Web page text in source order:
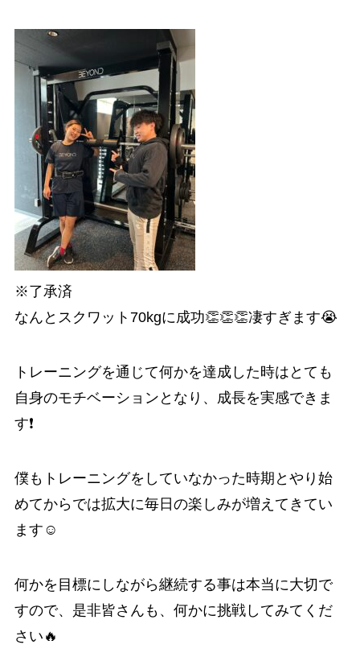
※了承済
なんとスクワット70kgに成功👏👏👏凄すぎます😭
トレーニングを通じて何かを達成した時はとても
自身のモチベーションとなり、成長を実感できま
す❗️
僕もトレーニングをしていなかった時期とやり始
めてからでは拡大に毎日の楽しみが増えてきてい
ます☺️
何かを目標にしながら継続する事は本当に大切で
すので、是非皆さんも、何かに挑戦してみてくだ
さい🔥